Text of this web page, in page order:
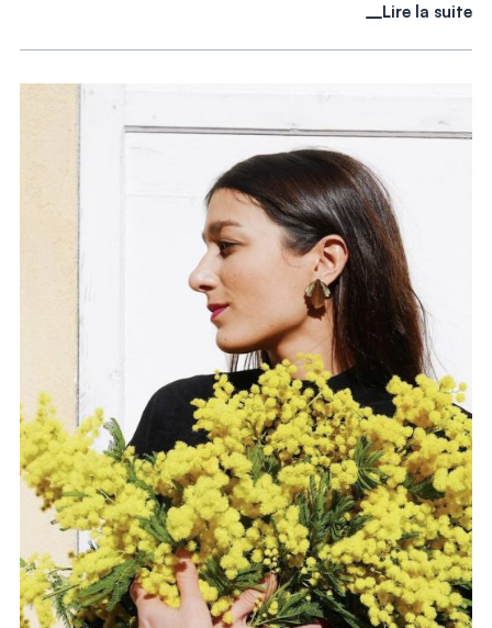
Lire la suite